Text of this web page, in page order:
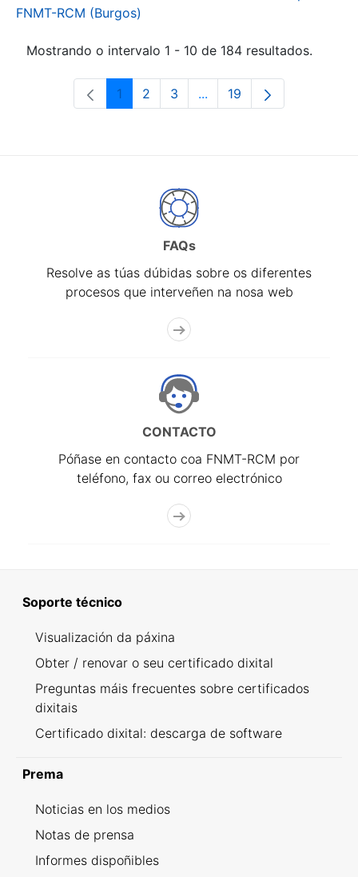
FNMT-RCM (Burgos)
Mostrando o intervalo 1 - 10 de 184 resultados.
Páxina
1 Páxina
2 Páxina
3 ...Páxinas intermedias Use
Páxina
19
FAQs
Resolve as túas dúbidas sobre os diferentes
procesos que interveñen na nosa web
CONTACTO
Póñase en contacto coa FNMT-RCM por
teléfono, fax ou correo electrónico
Soporte técnico
Visualización da páxina
Obter / renovar o seu certificado dixital
Preguntas máis frecuentes sobre certificados
dixitais
Certificado dixital: descarga de software
Prema
Noticias en los medios
Notas de prensa
Informes dispoñibles